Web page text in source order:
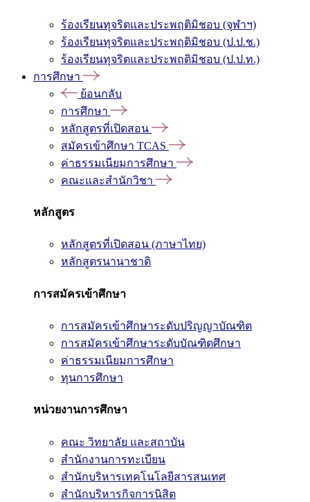
ร้องเรียนทุจริตและประพฤติมิชอบ (จุฬาฯ)
ร้องเรียนทุจริตและประพฤติมิชอบ (ป.ป.ช.)
ร้องเรียนทุจริตและประพฤติมิชอบ (ป.ป.ท.)
การศึกษา
ย้อนกลับ
การศึกษา
หลักสูตรที่เปิดสอน
สมัครเข้าศึกษา TCAS
ค่าธรรมเนียมการศึกษา
คณะและสำนักวิชา
หลักสูตร
หลักสูตรที่เปิดสอน (ภาษาไทย)
หลักสูตรนานาชาติ
การสมัครเข้าศึกษา
การสมัครเข้าศึกษาระดับปริญญาบัณฑิต
การสมัครเข้าศึกษาระดับบัณฑิตศึกษา
ค่าธรรมเนียมการศึกษา
ทุนการศึกษา
หน่วยงานการศึกษา
คณะ วิทยาลัย และสถาบัน
สำนักงานการทะเบียน
สำนักบริหารเทคโนโลยีสารสนเทศ
สำนักบริหารกิจการนิสิต